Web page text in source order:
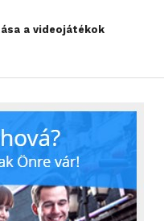
a videojátékok